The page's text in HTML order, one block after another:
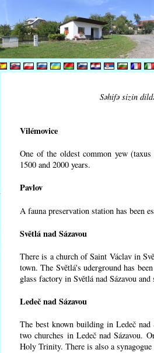
Səhifə sizin
Vilémovice
One of the oldest common yew
1500 and 2000 years.
Pavlov
A fauna preservation station has been
Světlá nad Sázavou
There is a church of Saint Václav in
town. The Světlá's uderground has
glass factory in Světlá nad Sázavou
Ledeč nad Sázavou
The best known building in Ledeč
two churches in Ledeč nad Sázavou.
Holy Trinity. There is also a synagogue